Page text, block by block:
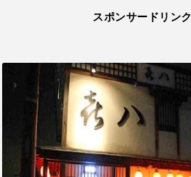
スポンサードリンク